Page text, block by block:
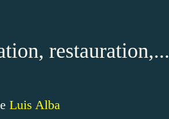
restauration,...
Luis Alba